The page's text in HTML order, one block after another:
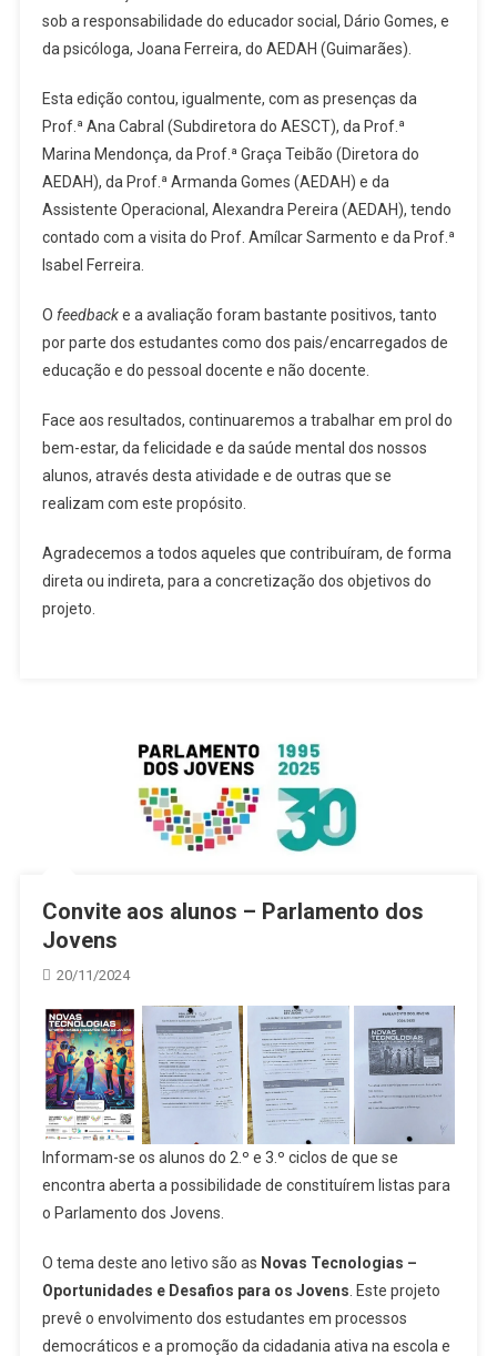
sob a responsabilidade do educador social, Dário Gomes, e
da psicóloga, Joana Ferreira, do AEDAH (Guimarães).
Esta edição contou, igualmente, com as presenças da
Prof.ª Ana Cabral (Subdiretora do AESCT), da Prof.ª
Marina Mendonça, da Prof.ª Graça Teibão (Diretora do
AEDAH), da Prof.ª Armanda Gomes (AEDAH) e da
Assistente Operacional, Alexandra Pereira (AEDAH), tendo
contado com a visita do Prof. Amílcar Sarmento e da Prof.ª
Isabel Ferreira.
O feedbacke a avaliação foram bastante positivos, tanto
por parte dos estudantes como dos pais/encarregados de
educação e do pessoal docente e não docente.
Face aos resultados, continuaremos a trabalhar em prol do
bem-estar, da felicidade e da saúde mental dos nossos
alunos, através desta atividade e de outras que se
realizam com este propósito.
Agradecemos a todos aqueles que contribuíram, de forma
direta ou indireta, para a concretização dos objetivos do
projeto.
Convite aos alunos – Parlamento dos
Jovens
20/11/2024
Informam-se os alunos do 2.º e 3.º ciclos de que se
encontra aberta a possibilidade de constituírem listas para
o Parlamento dos Jovens.
O tema deste ano letivo são as Novas Tecnologias –
Oportunidades e Desafios para os Jovens . Este projeto
prevê o envolvimento dos estudantes em processos
democráticos e a promoção da cidadania ativa na escola e